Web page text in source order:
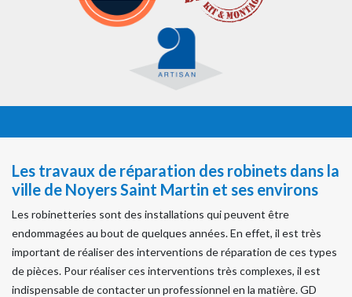
Les travaux de réparation des robinets dans la
ville de Noyers Saint Martin et ses environs
Les robinetteries sont des installations qui peuvent être
endommagées au bout de quelques années. En effet, il est très
important de réaliser des interventions de réparation de ces types
de pièces. Pour réaliser ces interventions très complexes, il est
indispensable de contacter un professionnel en la matière. GD